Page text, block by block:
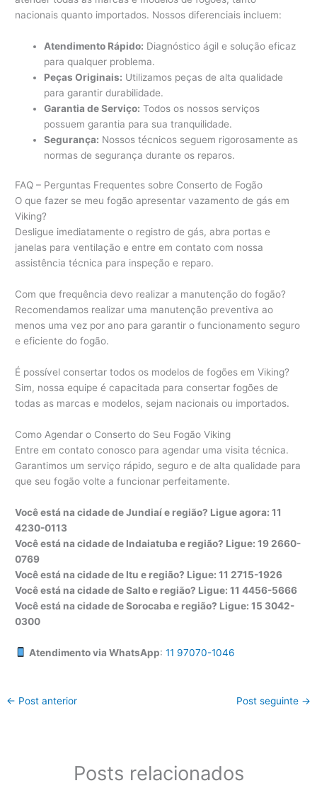
nacionais quanto importados. Nossos diferenciais incluem:
Atendimento Rápido: Diagnóstico ágil e solução eficaz
para qualquer problema.
Peças Originais: Utilizamos peças de alta qualidade
para garantir durabilidade.
Garantia de Serviço: Todos os nossos serviços
possuem garantia para sua tranquilidade.
Segurança: Nossos técnicos seguem rigorosamente as
normas de segurança durante os reparos.
FAQ – Perguntas Frequentes sobre Conserto de Fogão
O que fazer se meu fogão apresentar vazamento de gás em
Viking?
Desligue imediatamente o registro de gás, abra portas e
janelas para ventilação e entre em contato com nossa
assistência técnica para inspeção e reparo.
Com que frequência devo realizar a manutenção do fogão?
Recomendamos realizar uma manutenção preventiva ao
menos uma vez por ano para garantir o funcionamento seguro
e eficiente do fogão.
É possível consertar todos os modelos de fogões em Viking?
Sim, nossa equipe é capacitada para consertar fogões de
todas as marcas e modelos, sejam nacionais ou importados.
Como Agendar o Conserto do Seu Fogão Viking
Entre em contato conosco para agendar uma visita técnica.
Garantimos um serviço rápido, seguro e de alta qualidade para
que seu fogão volte a funcionar perfeitamente.
Você está na cidade de Jundiaí e região? Ligue agora: 11
4230-0113
Você está na cidade de Indaiatuba e região? Ligue: 19 2660-
0769
Você está na cidade de Itu e região? Ligue: 11 2715-1926
Você está na cidade de Salto e região? Ligue: 11 4456-5666
Você está na cidade de Sorocaba e região? Ligue: 15 3042-
0300
Atendimento via WhatsApp: 11 97070-1046
← Post anterior Post seguinte →
Posts relacionados